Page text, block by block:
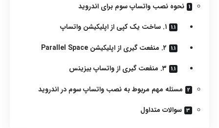
نحوه نصب واتساپ سوم برای اندروید
۱. ساخت یک کپی از اپلیکیشن واتساپ
۲. منفعت گیری از اپلیکیشن Parallel Space
۳. منفعت گیری از واتساپ بیزینس
مسئله مهم مربوط به نصب واتساپ سوم در اندروید
سوالات متداول